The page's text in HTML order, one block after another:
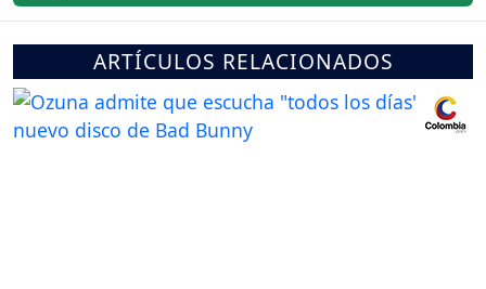
ARTÍCULOS RELACIONADOS